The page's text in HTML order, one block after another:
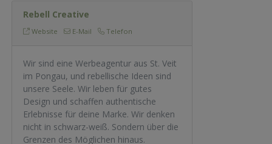
Rebell Creative
Website E-Mail Telefon
Wir sind eine Werbeagentur aus St. Veit
im Pongau, und rebellische Ideen sind
unsere Seele. Wir leben für gutes
Design und schaffen authentische
Erlebnisse für deine Marke. Wir denken
nicht in schwarz-weiß. Sondern über die
Grenzen des Möglichen hinaus.